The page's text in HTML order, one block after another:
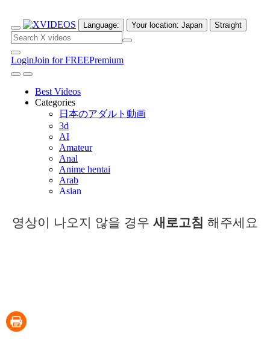
영상이 나오지 않을 경우 새로고침 해주세요